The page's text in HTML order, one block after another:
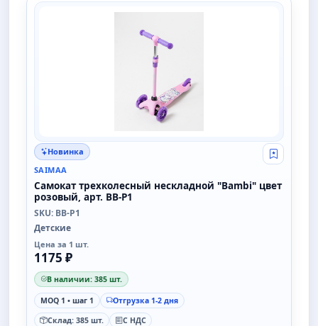
SAIMAA
Новинка
Свой
SAIMAA
Самокат трехколесный нескладной "Bambi" цвет
розовый, арт. BB-P1
SKU: BB-P1
Детские
Цена за 1 шт.
1175 ₽
В наличии: 385 шт.
MOQ 1 • шаг 1
Отгрузка 1-2 дня
Склад: 385 шт.
С НДС